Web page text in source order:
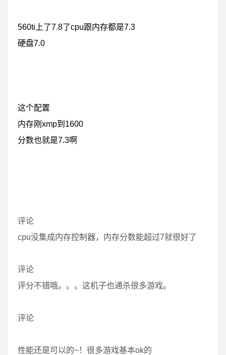
560ti上了7.8了cpu跟内存都是7.3
硬盘7.0
这个配置
内存刚xmp到1600
分数也就是7.3啊
评论
cpu没集成内存控制器，内存分数能超过7就很好了
评论
评分不错哦。。。这机子也通杀很多游戏。
评论
性能还是可以的~！很多游戏基本ok的